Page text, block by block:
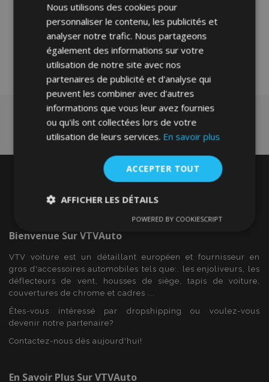
à la
liste
d'achats
Bienvenue SurVTVAuto
VTV voiture est un détaillant européen et fournisseur en
gros d'accessoires automobiles tels que:. les enjoliveurs, les
déflecteurs de vent, housses de siège, tapis de voiture,
couvertures de chrome et cadres ...
Êtes-vous intéressé par dropshipping ou voulez-vous
devenir notre partenaire?
Contactez-nous dès aujourd'hui!
En Savoir Plus Sur VTVAuto
Nous utilisons des cookies pour
personnaliser le contenu, les publicités et
analyser notre trafic. Nous partageons
également des informations sur votre
utilisation de notre site avec nos
partenaires de publicité et d'analyse qui
peuvent les combiner avec d'autres
informations que vous leur avez fournies
ou qu'ils ont collectées lors de votre
utilisation de leurs services. En savoir plus
ACCEPTER TOUT
AFFICHER LES DÉTAILS
nécessaires
Performance Ciblage
Fonctionnalité
POWERED BY COOKIESCRIPT